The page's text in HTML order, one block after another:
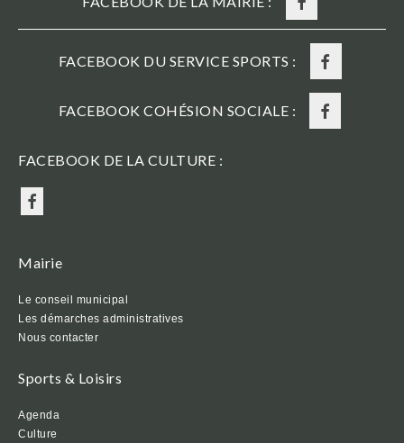
FACEBOOK DU SERVICE SPORTS :
FACEBOOK COHÉSION SOCIALE :
FACEBOOK DE LA CULTURE :
Mairie
Le conseil municipal
Les démarches administratives
Nous contacter
Sports & Loisirs
Agenda
Culture